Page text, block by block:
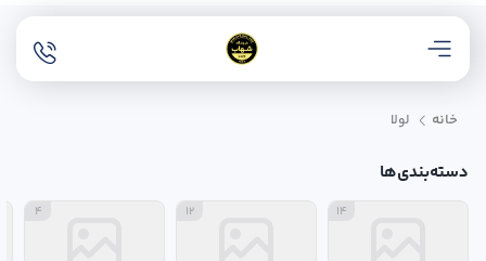
خانه لولا
دسته‌بندی‌ها
14
12
4